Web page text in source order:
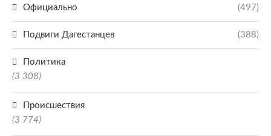
Официально (497)
Подвиги Дагестанцев (388)
Политика
(3 308)
Происшествия
(3 774)